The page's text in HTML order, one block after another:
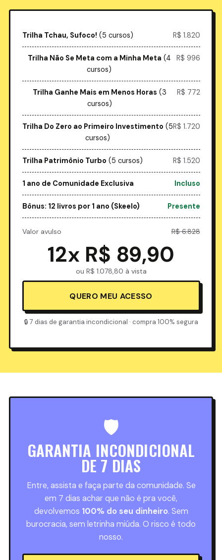
Trilha Tchau, Sufoco! (5 cursos) R$ 1.820
Trilha Não Se Meta com a Minha Meta (4
cursos)
R$ 996
Trilha Ganhe Mais em Menos Horas (3
cursos)
R$ 772
Trilha Do Zero ao Primeiro Investimento (5
cursos)
R$ 1.720
Trilha Patrimônio Turbo (5 cursos) R$ 1.520
1 ano de Comunidade Exclusiva Incluso
Bônus: 12 livros por 1 ano (Skeelo) Presente
Valor avulso R$ 6.828
12x R$ 89,90
ou R$ 1.078,80 à vista
QUERO MEU ACESSO
🔒 7 dias de garantia incondicional · compra 100% segura
🛡️
GARANTIA INCONDICIONAL
DE 7 DIAS
Entre, assista e faça parte da comunidade. Se
em 7 dias achar que não é pra você,
devolvemos 100% do seu dinheiro. Sem
burocracia, sem letrinha miúda. O risco é todo
nosso.